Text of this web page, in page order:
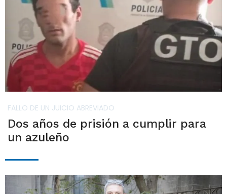
FALLO DE UN JUICIO ABREVIADO
Dos años de prisión a cumplir para
un azuleño